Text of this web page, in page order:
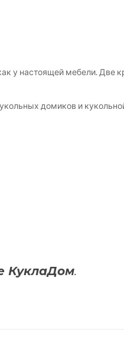
у настоящей мебели. Две
домиков и
КуклаДом.